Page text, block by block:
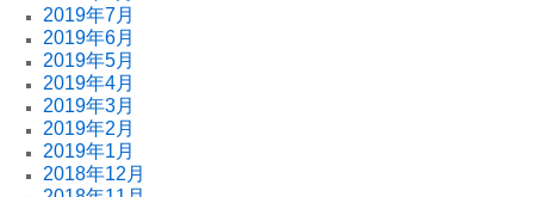
2019年7月
2019年6月
2019年5月
2019年4月
2019年3月
2019年2月
2019年1月
2018年12月